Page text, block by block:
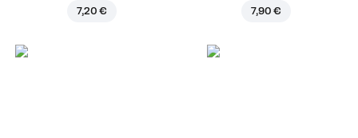
7,20 € 7,90 €